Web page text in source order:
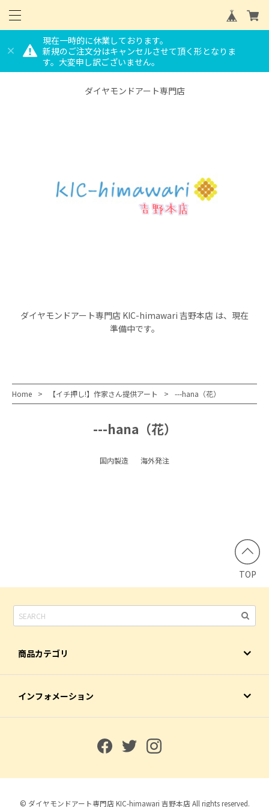
現在一時的に休業しております。
新規のご注文分はキャンセルさせて頂く形となりま
す。大変申し訳ございません。
ダイヤモンドアート専門店
ダイヤモンドアート専門店 KIC-himawari 吉野本店 は、現在
準備中です。
Home 【イチ押し!】作家さん提供アート ---hana（花）
---hana（花）
国内製造 海外発注
TOP
商品カテゴリ
インフォメーション
© ダイヤモンドアート専門店 KIC-himawari 吉野本店 All rights reserved.